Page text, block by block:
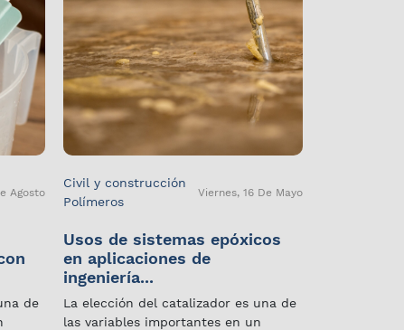
Agosto
de
Civil y construcción
Polímeros
Viernes, 16 De Mayo
Usos de sistemas epóxicos
en aplicaciones de
ingeniería...
La elección del catalizador es una de
las variables importantes en un